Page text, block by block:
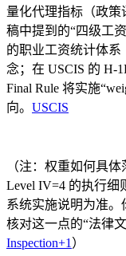
量化代理指标（政
稿中提到的“四级工
的职业工资统计体系
念；在 USCIS 的 H-
Final Rule 将实施
向。 USCIS
（注：权重如何具体
Level IV=4 的执行细
系统实施说明为准。
核对这一点的“法律文
Inspection+1 ）